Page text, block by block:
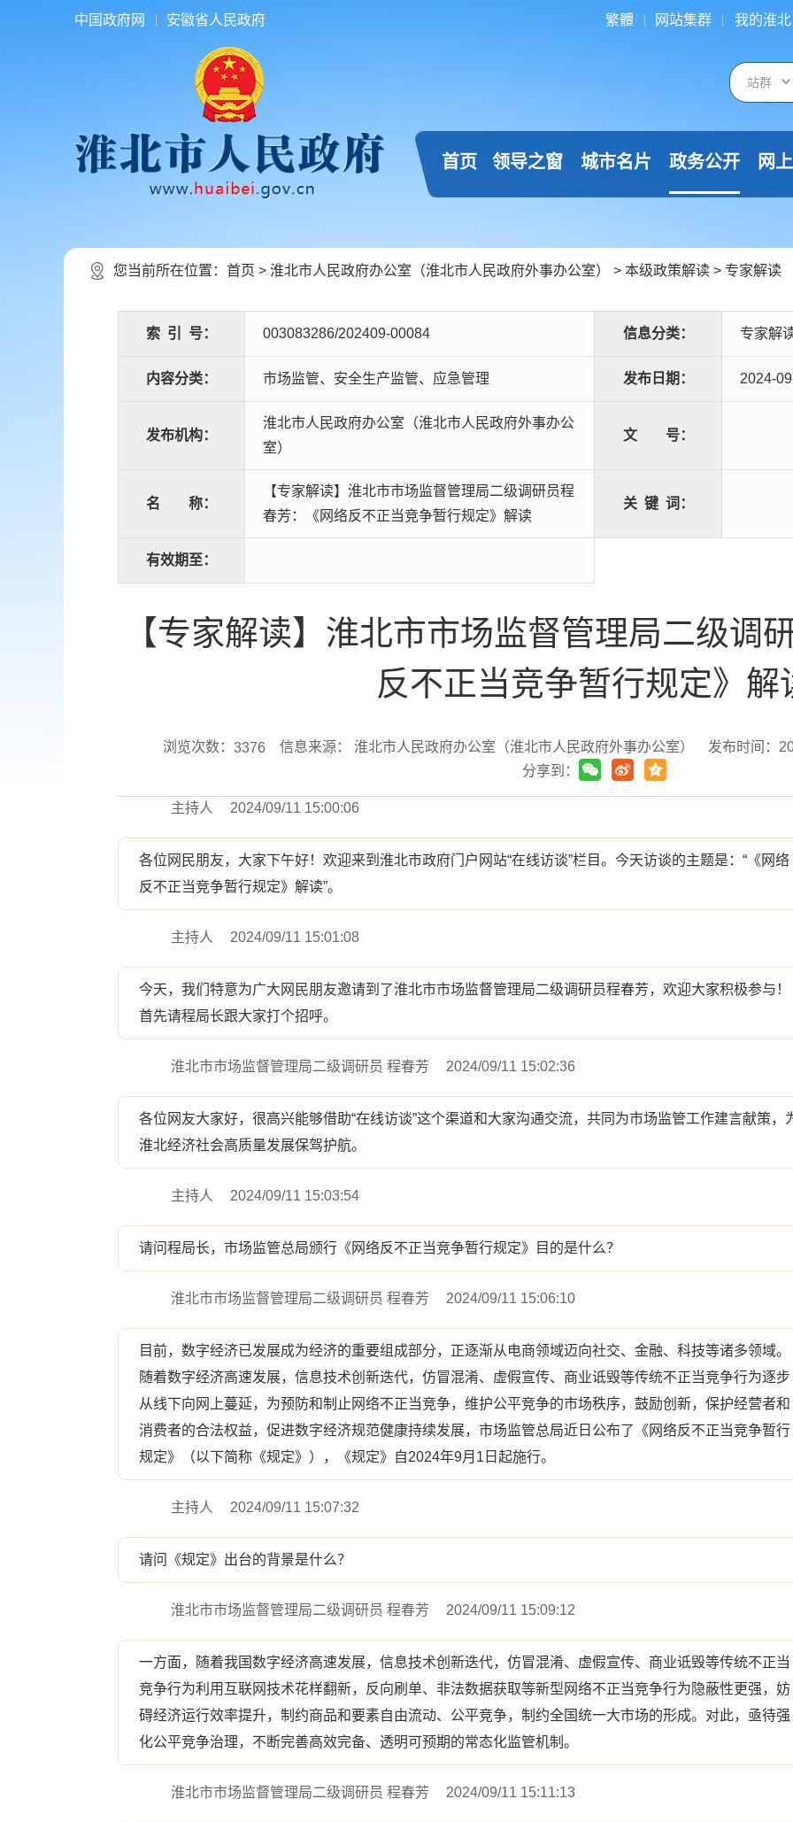
中国政府网 安徽省人民政府 繁體 网站集群 我的淮北
首页 领导之窗 城市名片 政务公开 网
您当前所在位置： 首页 > 淮北市人民政府办公室（淮北市人民政府外事办公室） > 本级政策解读 > 专家解读
索 引 号： 003083286/202409-00084 信息分类： 专家解
内容分类： 市场监管、安全生产监管、应急管理 发布日期： 2024-
发布机构：
淮北市人民政府办公室（淮北市人民政府外事办公
室）
文 号：
名 称：
【专家解读】淮北市市场监督管理局二级调研员程
春芳：《网络反不正当竞争暂行规定》解读
关 键 词：
有效期至：
【专家解读】淮北市市场监督管理局二级调
反不正当竞争暂行规定》解
浏览次数： 3376 信息来源： 淮北市人民政府办公室（淮北市人民政府外事办公室）
发布时间：
分享到：
主持人 2024/09/11 15:00:06
各位网民朋友，大家下午好！欢迎来到淮北市政府门户网站“在线访谈”栏目。今天访谈的主题是：“《网络
反不正当竞争暂行规定》解读”。
主持人 2024/09/11 15:01:08
今天，我们特意为广大网民朋友邀请到了淮北市市场监督管理局二级调研员程春芳，欢迎大家积极参与！
首先请程局长跟大家打个招呼。
淮北市市场监督管理局二级调研员 程春芳 2024/09/11 15:02:36
各位网友大家好，很高兴能够借助“在线访谈”这个渠道和大家沟通交流，共同为市场监管工作建言献策，
淮北经济社会高质量发展保驾护航。
主持人 2024/09/11 15:03:54
请问程局长，市场监管总局颁行《网络反不正当竞争暂行规定》目的是什么？
淮北市市场监督管理局二级调研员 程春芳 2024/09/11 15:06:10
目前，数字经济已发展成为经济的重要组成部分，正逐渐从电商领域迈向社交、金融、科技等诸多领域。
随着数字经济高速发展，信息技术创新迭代，仿冒混淆、虚假宣传、商业诋毁等传统不正当竞争行为逐步
从线下向网上蔓延，为预防和制止网络不正当竞争，维护公平竞争的市场秩序，鼓励创新，保护经营者和
消费者的合法权益，促进数字经济规范健康持续发展，市场监管总局近日公布了《网络反不正当竞争暂行
规定》（以下简称《规定》），《规定》自2024年9月1日起施行。
主持人 2024/09/11 15:07:32
请问《规定》出台的背景是什么？
淮北市市场监督管理局二级调研员 程春芳 2024/09/11 15:09:12
一方面，随着我国数字经济高速发展，信息技术创新迭代，仿冒混淆、虚假宣传、商业诋毁等传统不正当
竞争行为利用互联网技术花样翻新，反向刷单、非法数据获取等新型网络不正当竞争行为隐蔽性更强，妨
碍经济运行效率提升，制约商品和要素自由流动、公平竞争，制约全国统一大市场的形成。对此，亟待强
化公平竞争治理，不断完善高效完备、透明可预期的常态化监管机制。
淮北市市场监督管理局二级调研员 程春芳 2024/09/11 15:11:13